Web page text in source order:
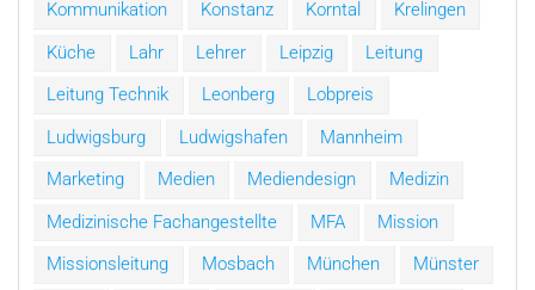
Kommunikation Konstanz Korntal
Krelingen
Küche
Lahr Lehrer Leipzig
Leitung
Leitung Technik
Leonberg
Lobpreis
Ludwigsburg
Ludwigshafen
Mannheim
Marketing
Medien Mediendesign
Medizin
Medizinische Fachangestellte
MFA
Mission
Missionsleitung
Mosbach München
Münster